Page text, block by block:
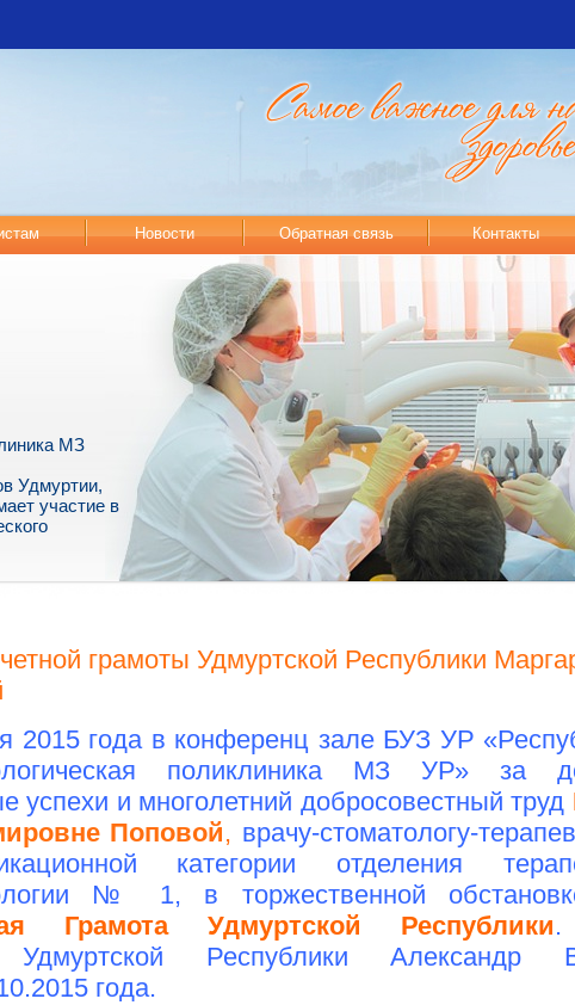
Новости Обратная связь Контакты
МЗ
Удмуртии,
участие в
грамоты Удмуртской Республики
2015 года в конференц зале БУЗ УР
поликлиника МЗ УР» за
успехи и многолетний добросовестный труд
Поповой, врачу-стоматологу-
категории отделения
№ 1, в торжественной
Грамота Удмуртской Республики.
Республики Александр
года.